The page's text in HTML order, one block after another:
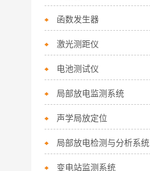
函数发生器
激光测距仪
电池测试仪
局部放电监测系统
声学局放定位
局部放电检测与分析系统
变电站监测系统